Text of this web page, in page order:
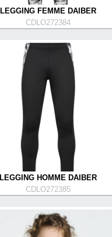
LEGGING FEMME DAIBER
CDLO272384
LEGGING HOMME DAIBER
CDLO272385